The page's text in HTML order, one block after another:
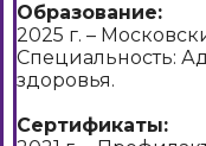
Образование:
2025 г. –
Специальность:
здоровья.
Сертификаты: